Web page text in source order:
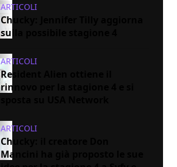
ARTICOLI
Chucky: Jennifer Tilly aggiorna
sulla possibile stagione 4
ARTICOLI
Resident Alien ottiene il
rinnovo per la stagione 4 e si
ARTICOLI
Chucky: il creatore Don
Mancini ha già proposto le sue